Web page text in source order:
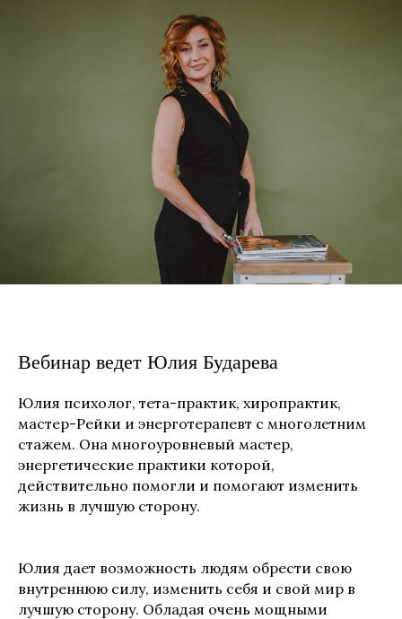
Вебинар ведет Юлия Бударева
Юлия психолог, тета-практик, хиропрактик,
мастер-Рейки и энерготерапевт с многолетним
стажем. Она многоуровневый мастер,
энергетические практики которой,
действительно помогли и помогают изменить
жизнь в лучшую сторону.
Юлия дает возможность людям обрести свою
внутреннюю силу, изменить себя и свой мир в
лучшую сторону. Обладая очень мощными